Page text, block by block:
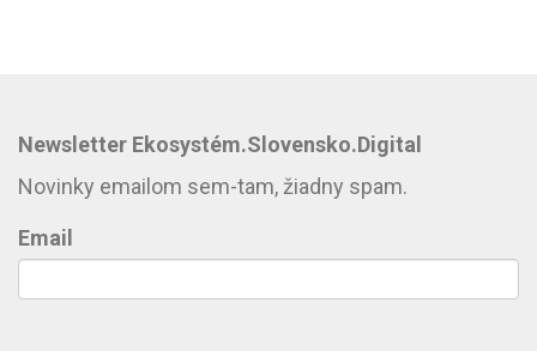
Newsletter Ekosystém.Slovensko.Digital
Novinky emailom sem-tam, žiadny spam.
Email